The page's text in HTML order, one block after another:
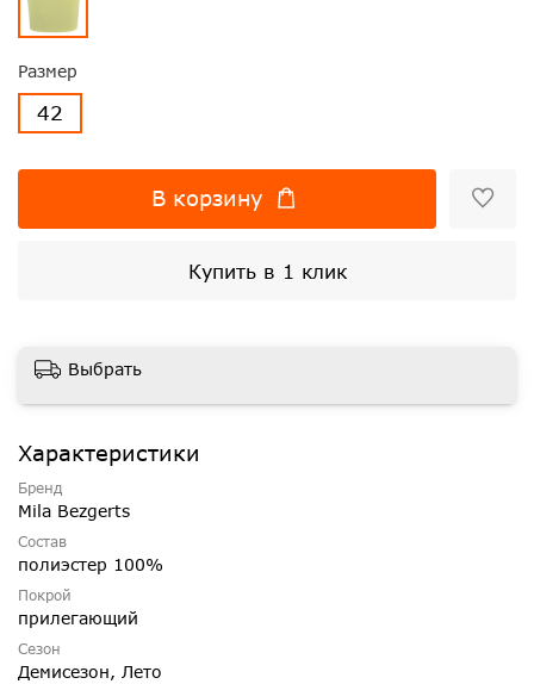
Размер
42
В корзину
Купить в 1 клик
Выбрать
Характеристики
Бренд
Mila Bezgerts
Состав
полиэстер 100%
Покрой
прилегающий
Сезон
Демисезон, Лето